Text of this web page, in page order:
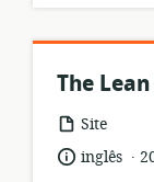
The
formato
de
recurso:
Site
idioma:
inglês .
data